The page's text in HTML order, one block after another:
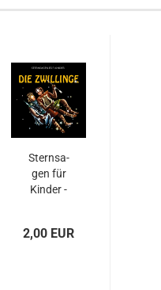
Stern­sa­
gen für
Kin­der -
2,00 EUR